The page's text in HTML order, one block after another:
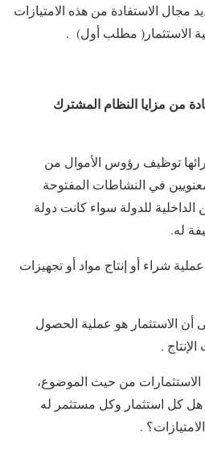
مجال الاستفادة من هذه الامتيازات
الاستثمار( مطلب أول) .
من مزايا النظام المشترك
توظيف رؤوس الأموال من
في النشاطات المفتوحة
للدولة سواء كانت دولة
له.
شراء أو إنتاج مواد أو تجهيزات
أن الاستثمار هو عملية الحصول
.
من حيث الموضوع،
كل استثمار وكل مستثمر له
.